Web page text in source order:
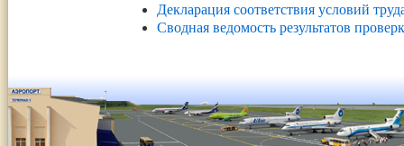
Декларация соответствия условий
Сводная ведомость результатов